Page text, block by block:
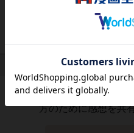
作品レビュー （関連商品を含
この作品にはまだレビュー
方のために感想を共